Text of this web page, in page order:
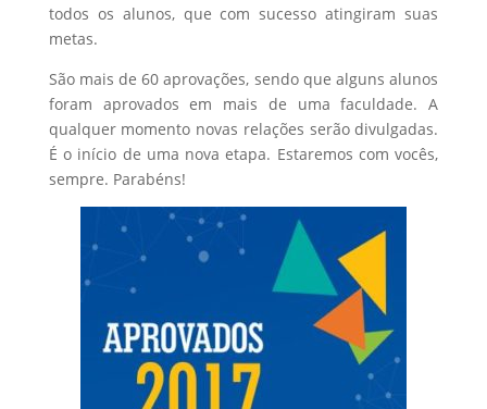
todos os alunos, que com sucesso atingiram suas
metas.
São mais de 60 aprovações, sendo que alguns alunos
foram aprovados em mais de uma faculdade. A
qualquer momento novas relações serão divulgadas.
É o início de uma nova etapa. Estaremos com vocês,
sempre. Parabéns!